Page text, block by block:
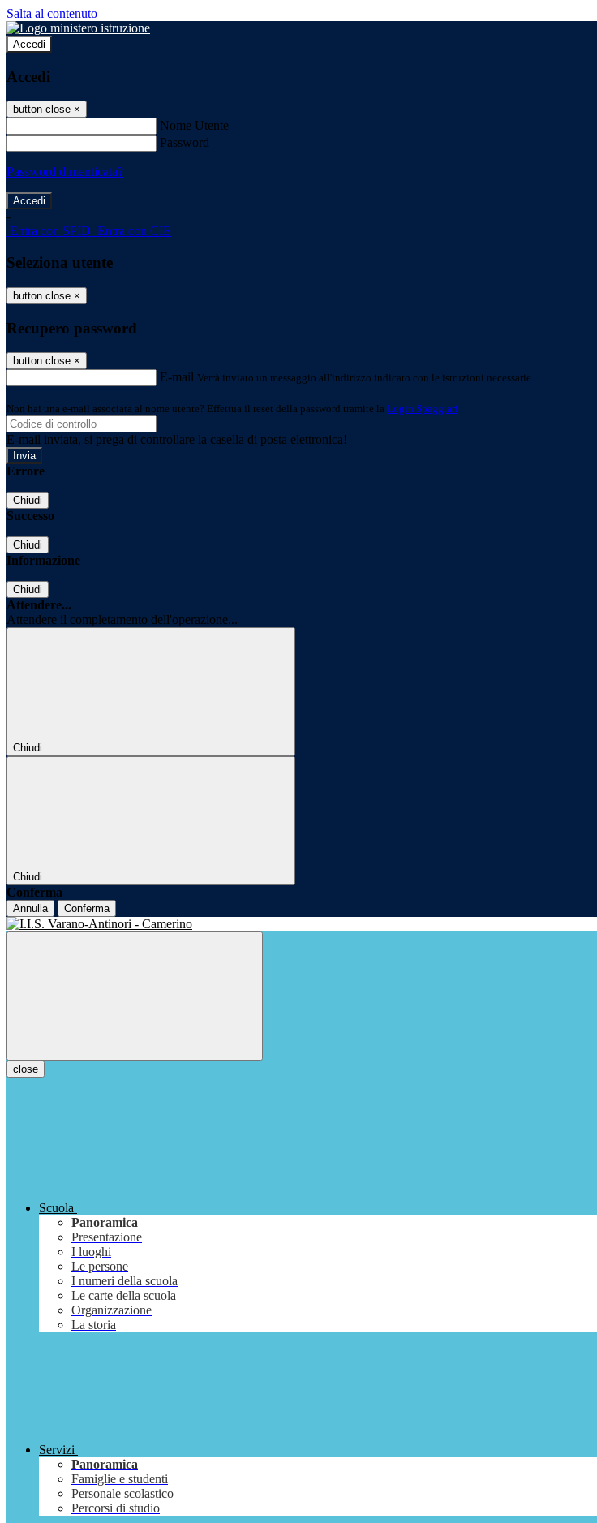
Salta al contenuto
Accedi
Accedi
button close ×
Nome Utente
Password
Password dimenticata?
-
Entra con SPID Entra con CIE
Seleziona utente
button close ×
Recupero password
button close ×
E-mail Verrà inviato un messaggio all'indirizzo indicato con le istruzioni necessarie.
Non hai una e-mail associata al nome utente? Effettua il reset della password tramite la Login Spaggiari
E-mail inviata, si prega di controllare la casella di posta elettronica!
Errore
Chiudi
Successo
Chiudi
Informazione
Chiudi
Attendere...
Attendere il completamento dell'operazione...
Chiudi
Chiudi
Conferma
Annulla Conferma
close
Scuola
Panoramica
Presentazione
I luoghi
Le persone
I numeri della scuola
Le carte della scuola
Organizzazione
La storia
Servizi
Panoramica
Famiglie e studenti
Personale scolastico
Percorsi di studio